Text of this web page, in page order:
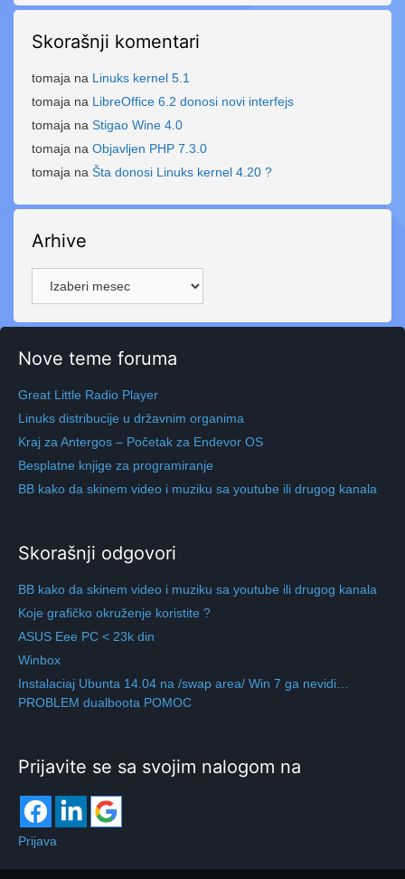
Skorašnji komentari
tomaja na Linuks kernel 5.1
tomaja na LibreOffice 6.2 donosi novi interfejs
tomaja na Stigao Wine 4.0
tomaja na Objavljen PHP 7.3.0
tomaja na Šta donosi Linuks kernel 4.20 ?
Arhive
Nove teme foruma
Great Little Radio Player
Linuks distribucije u državnim organima
Kraj za Antergos – Početak za Endevor OS
Besplatne knjige za programiranje
BB kako da skinem video i muziku sa youtube ili drugog kanala
Skorašnji odgovori
BB kako da skinem video i muziku sa youtube ili drugog kanala
Koje grafičko okruženje koristite ?
ASUS Eee PC < 23k din
Winbox
Instalaciaj Ubunta 14.04 na /swap area/ Win 7 ga nevidi…
PROBLEM dualboota POMOC
Prijavite se sa svojim nalogom na
Prijava